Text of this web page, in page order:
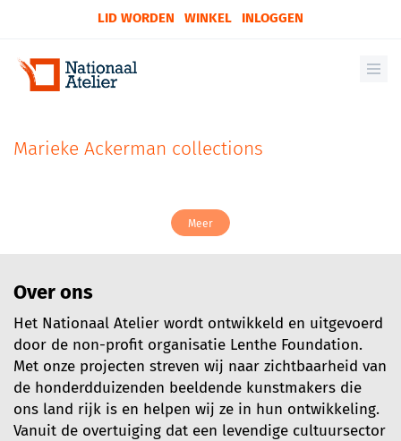
LID WORDEN WINKEL INLOGGEN
Marieke Ackerman collections
Meer
Over ons
Het Nationaal Atelier wordt ontwikkeld en uitgevoerd
door de non-profit organisatie Lenthe Foundation.
Met onze projecten streven wij naar zichtbaarheid van
de honderdduizenden beeldende kunstmakers die
ons land rijk is en helpen wij ze in hun ontwikkeling.
Vanuit de overtuiging dat een levendige cultuursector